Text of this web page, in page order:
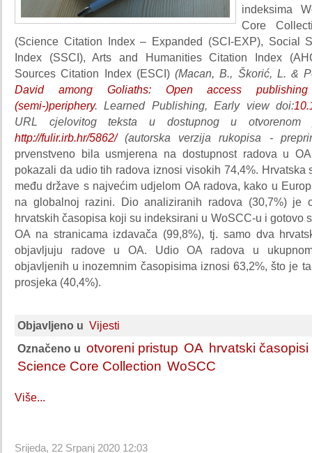
indeksima
Core
(Science Citation Index – Expanded (SCI-EXP), Social
Index (SSCI), Arts and Humanities Citation Index
Sources Citation Index (ESCI)(Macan, B., Škorić, L. &
David among Goliaths: Open access
(semi-)periphery. Learned Publishing, Early view doi:
URL cjelovitog teksta u dostupnog u otvorenom
http://fulir.irb.hr/5862/(autorska verzija rukopisa -
prvenstveno bila usmjerena na dostupnost radova u
pokazali da udio tih radova iznosi visokih 74,4%. Hrvatska
među države s najvećim udjelom OA radova, kako u
na globalnoj razini. Dio analiziranih radova (30,7%) je
hrvatskih časopisa koji su indeksirani u WoSCC-u i gotovo
OA na stranicama izdavača (99,8%), tj. samo dva
objavljuju radove u OA. Udio OA radova u
objavljenih u inozemnim časopisima iznosi 63,2%, što je
prosjeka (40,4%).
Objavljeno u Vijesti
Označeno u otvoreni pristup OA hrvatski časopisi
Science Core Collection WoSCC
Više...
Srijeda, 22 Srpanj 2020 12:03